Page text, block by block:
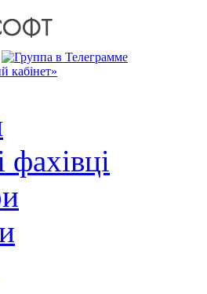
кабінет»
фахiвцi